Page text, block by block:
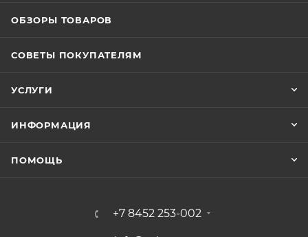
ОБЗОРЫ ТОВАРОВ
СОВЕТЫ ПОКУПАТЕЛЯМ
УСЛУГИ
ИНФОРМАЦИЯ
ПОМОЩЬ
+7 8452 253-002